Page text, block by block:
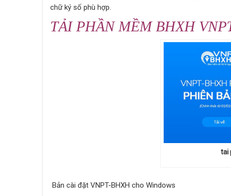
chữ ký số phù hợp.
TẢI PHẦN MỀM BHXH
tai
Bản cài đặt VNPT-BHXH cho Windows